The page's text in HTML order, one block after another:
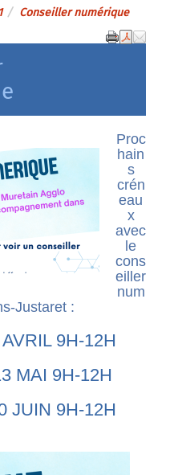
Conseiller numérique
Proc
hain
s
crén
eau
x
avec
le
cons
eiller
num
Justaret :
9H-12H
MAI 9H-12H
JUIN 9H-12H